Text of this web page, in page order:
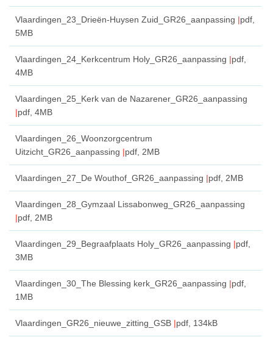
Vlaardingen_23_Drieën-Huysen Zuid_GR26_aanpassing pdf
5MB
Vlaardingen_24_Kerkcentrum Holy_GR26_aanpassing pdf
4MB
Vlaardingen_25_Kerk van de Nazarener_GR26_aanpassing
pdf , 4MB
Vlaardingen_26_Woonzorgcentrum
Uitzicht_GR26_aanpassing
pdf , 2MB
Vlaardingen_27_De Wouthof_GR26_aanpassing pdf , 2MB
Vlaardingen_28_Gymzaal Lissabonweg_GR26_aanpassing
pdf , 2MB
Vlaardingen_29_Begraafplaats Holy_GR26_aanpassing pdf
3MB
Vlaardingen_30_The Blessing kerk_GR26_aanpassing pdf
1MB
Vlaardingen_GR26_nieuwe_zitting_GSB pdf , 134kB